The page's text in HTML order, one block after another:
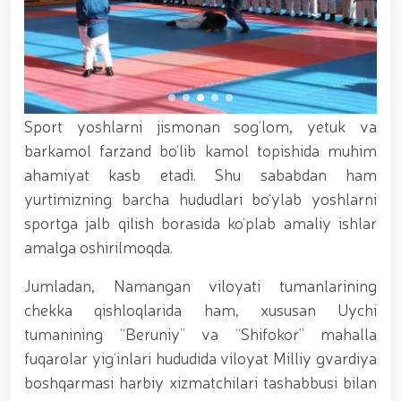
xizmat itlari ko‘rgazmasi tashkil etildi. // “Dog
biatloni” bellashuvining 6-respublika idoralararo
musobaqasi g'oliblari aniqlandi. // O‘zbekistonning
harbiy salohiyatini mustahkamlash: islohotlar va
ustuvor vazifalar.// Milliy gvardiya qo‘mondoni
Jamoat xavfsizligi universiteti bitiruvchi kursantlari
bilan uchrashdi.// 9-may — Xotira va qadrlash kuni
munosabati bilan Milliy gvardiya qoʻmondonligi
tomonidan poytaxtimizda istiqomat qiluvchi Ikkinchi
jahon urushi qatnashchilari va faxriylari holidan xabar
olindi. // “Uyg‘oq xotira” nomli teatrlashtirilgan
musiqiy konsert dasturi namoyish qilindi.// “Uch
avlod uchrashuvi” hamda “Bizning qahramonlar”
kitobining taqdimotiga bag‘ishlangan tadbir tashkil
etildi.// “Men G‘olib Run” yugurish musobaqasida
gvardiyachilar faxrli o'rinlarni egallashdi.//
Hamkorlikdagi profilaktik tadbirlar davom
ettirilmoqda. Xavfsiz muhitni ta’minlashga
qaratilgan chora-tadbirlar Milliy gvardiya
qo‘mondoni general-polkovnik B. Tashmatov
rahbarligida Yunusobod tumanida amalga oshirildi //
Buyuk davlat arbobi Sohibqiron Amir Temur
Sport yoshlarni jismonan sog‘lom, yetuk va
barkamol farzand bo‘lib kamol topishida muhim
ahamiyat kasb etadi. Shu sababdan ham
yurtimizning barcha hududlari bo‘ylab yoshlarni
sportga jalb qilish borasida ko‘plab amaliy ishlar
amalga oshirilmoqda.
Jumladan, Namangan viloyati tumanlarining
chekka qishloqlarida ham, xususan Uychi
tumanining “Beruniy” va “Shifokor” mahalla
fuqarolar yig‘inlari hududida viloyat Milliy gvardiya
boshqarmasi harbiy xizmatchilari tashabbusi bilan